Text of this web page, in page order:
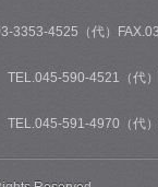
3353-4525（代）
590-4521（代
591-4970（代